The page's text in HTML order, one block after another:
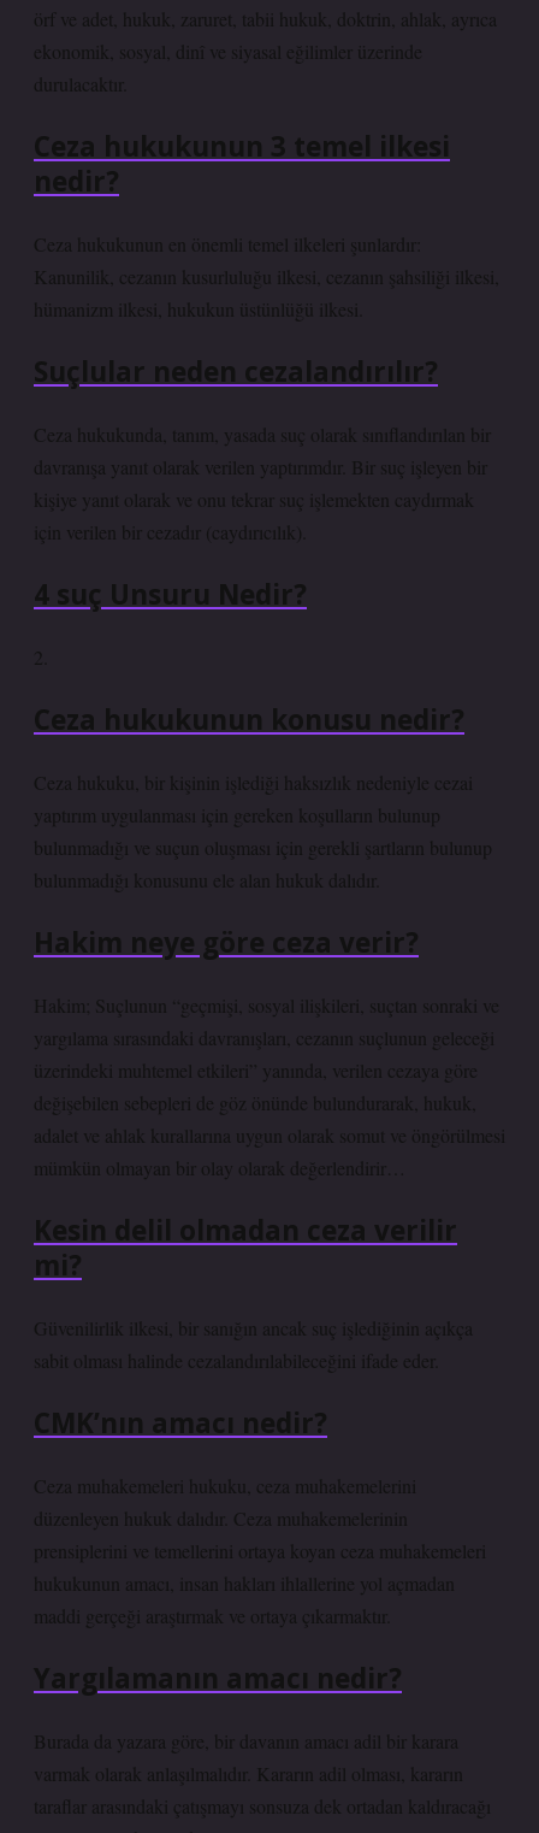
örf ve adet, hukuk, zaruret, tabii hukuk, doktrin, ahlak, ayrıca
ekonomik, sosyal, dinî ve siyasal eğilimler üzerinde
durulacaktır.
Ceza hukukunun 3 temel ilkesi
nedir?
Ceza hukukunun en önemli temel ilkeleri şunlardır:
Kanunilik, cezanın kusurluluğu ilkesi, cezanın şahsiliği ilkesi,
hümanizm ilkesi, hukukun üstünlüğü ilkesi.
Suçlular neden cezalandırılır?
Ceza hukukunda, tanım, yasada suç olarak sınıflandırılan bir
davranışa yanıt olarak verilen yaptırımdır. Bir suç işleyen bir
kişiye yanıt olarak ve onu tekrar suç işlemekten caydırmak
için verilen bir cezadır (caydırıcılık).
4 suç Unsuru Nedir?
2.
Ceza hukukunun konusu nedir?
Ceza hukuku, bir kişinin işlediği haksızlık nedeniyle cezai
yaptırım uygulanması için gereken koşulların bulunup
bulunmadığı ve suçun oluşması için gerekli şartların bulunup
bulunmadığı konusunu ele alan hukuk dalıdır.
Hakim neye göre ceza verir?
Hakim; Suçlunun “geçmişi, sosyal ilişkileri, suçtan sonraki ve
yargılama sırasındaki davranışları, cezanın suçlunun geleceği
üzerindeki muhtemel etkileri” yanında, verilen cezaya göre
değişebilen sebepleri de göz önünde bulundurarak, hukuk,
adalet ve ahlak kurallarına uygun olarak somut ve öngörülmesi
mümkün olmayan bir olay olarak değerlendirir…
Kesin delil olmadan ceza verilir
mi?
Güvenilirlik ilkesi, bir sanığın ancak suç işlediğinin açıkça
sabit olması halinde cezalandırılabileceğini ifade eder.
CMK’nın amacı nedir?
Ceza muhakemeleri hukuku, ceza muhakemelerini
düzenleyen hukuk dalıdır. Ceza muhakemelerinin
prensiplerini ve temellerini ortaya koyan ceza muhakemeleri
hukukunun amacı, insan hakları ihlallerine yol açmadan
maddi gerçeği araştırmak ve ortaya çıkarmaktır.
Yargılamanın amacı nedir?
Burada da yazara göre, bir davanın amacı adil bir karara
varmak olarak anlaşılmalıdır. Kararın adil olması, kararın
taraflar arasındaki çatışmayı sonsuza dek ortadan kaldıracağı